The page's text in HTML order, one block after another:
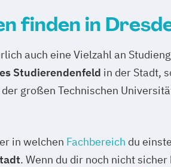
finden in
auch eine Vielzahl an
Studierendenfeld in der Stadt,
großen Technischen
in welchen Fachbereich du
. Wenn du dir noch nicht